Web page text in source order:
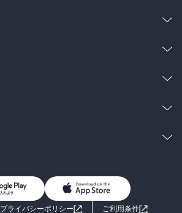
男子向けラノベ
お問い合わせ
プライバシーポリシー ご利用条件